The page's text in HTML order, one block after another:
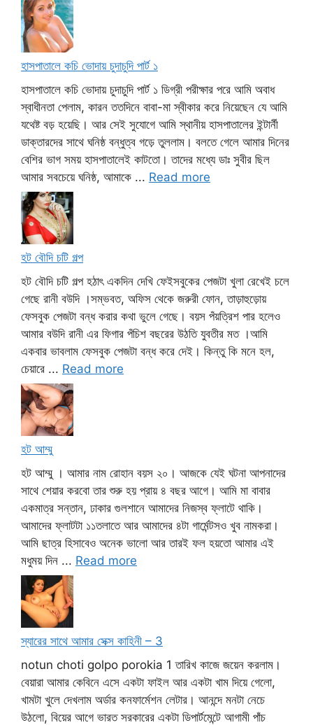
হাসপাতালে কচি ভোদায় চুদাচুদি পার্ট ১
হাসপাতালে কচি ভোদায় চুদাচুদি পার্ট ১ ডিগ্রী পরীক্ষার পরে আমি অবাধ
স্বাধীনতা পেলাম, কারন ততদিনে বাবা-মা স্বীকার করে নিয়েছেন যে আমি
যথেষ্ট বড় হয়েছি। আর সেই সুযোগে আমি স্থানীয় হাসপাতালের ইন্টার্নী
ডাক্তারদের সাথে ঘনিষ্ঠ বন্ধুত্ব গড়ে তুললাম। বলতে গেলে আমার দিনের
বেশির ভাগ সময় হাসপাতালেই কাটতো। তাদের মধ্যে ডাঃ সুবীর ছিল
আমার সবচেয়ে ঘনিষ্ঠ, আমাকে ... Read more
হট বৌদি চটি গল্প
হট বৌদি চটি গল্প হঠাৎ একদিন দেখি ফেইসবুকের পেজটা খুলা রেখেই চলে
গেছে রানী বউদি ।সম্ভবত, অফিস থেকে জরুরী ফোন, তাড়াহুড়োয়
ফেসবুক পেজটা বন্ধ করার কথা ভুলে গেছে। বয়স পঁয়ত্রিশ পার হলেও
আমার বউদি রানী এর ফিগার পঁচিশ বছরের উঠতি যুবতীর মত ।আমি
একবার ভাবলাম ফেসবুক পেজটা বন্ধ করে দেই। কিন্তু কি মনে হল,
চেয়ারে ... Read more
হট আম্মু
হট আম্মু । আমার নাম রোহান বয়স ২০। আজকে যেই ঘটনা আপনাদের
সাথে শেয়ার করবো তার শুরু হয় প্রায় ৪ বছর আগে। আমি মা বাবার
একমাত্র সন্তান, ঢাকার গুলশানে আমাদের নিজস্ব ফ্লাটে থাকি।
আমাদের ফ্লাটটা ১১তলাতে আর আমাদের ৪টা গার্মেন্টসও খুব নামকরা।
আমি ছাত্র হিসাবেও অনেক ভালো আর তারই ফল হয়তো আমার এই
মধুময় দিন ... Read more
স্যারের সাথে আমার সেক্স কাহিনী – 3
notun choti golpo porokia 1 তারিখ কাজে জয়েন করলাম।
বেয়ারা আমার কেবিনে এসে একটা ফাইল আর একটা খাম দিয়ে গেলো,
খামটা খুলে দেখলাম অর্ডার কনফার্মেশন লেটার। আনন্দে মনটা নেচে
উঠলো, বিয়ের আগে ভারত সরকারের একটা ডিপার্টমেন্টে আগামী পাঁচ